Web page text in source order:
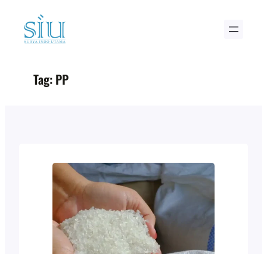
Tag: PP